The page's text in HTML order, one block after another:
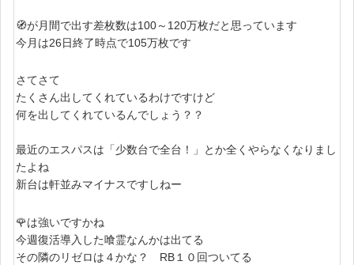
🧭が月間で出す差枚数は100～120万枚だと思っています
今月は26日終了時点で105万枚です
さてさて
たくさん出してくれているわけですけど
何を出してくれているんでしょう？？
最近のエスパスは「少数台で全台！」とか全くやらなくなりまし
たよね
新台は軒並みマイナスですしねー
🌹は強いですかね
今週復活導入した喰霊なんかは出てる
その隣のリゼロは４かな？ RB１０回ついてる